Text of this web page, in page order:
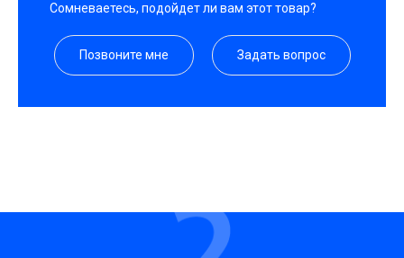
Сомневаетесь, подойдет ли вам этот товар?
Позвоните мне Задать вопрос